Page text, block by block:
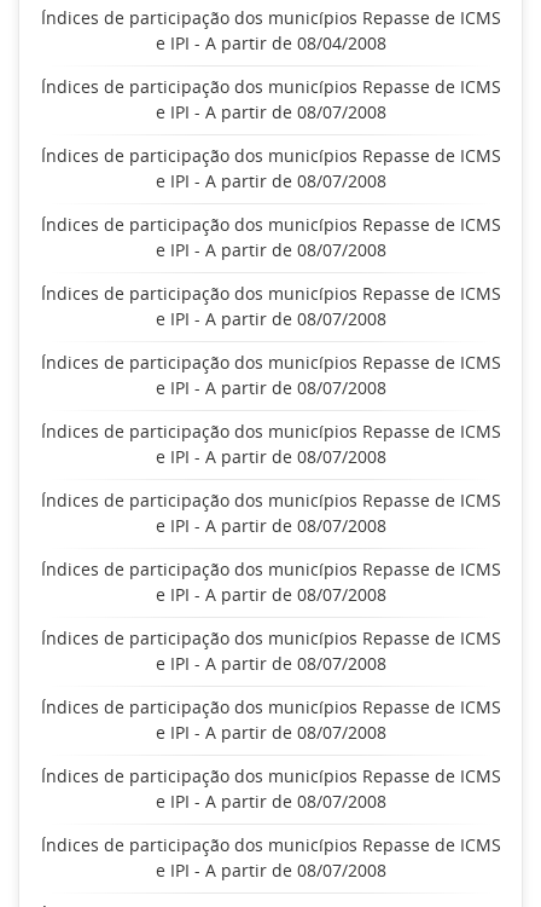
Índices de participação dos municípios Repasse de ICMS
e IPI - A partir de 08/04/2008
Índices de participação dos municípios Repasse de ICMS
e IPI - A partir de 08/07/2008
Índices de participação dos municípios Repasse de ICMS
e IPI - A partir de 08/07/2008
Índices de participação dos municípios Repasse de ICMS
e IPI - A partir de 08/07/2008
Índices de participação dos municípios Repasse de ICMS
e IPI - A partir de 08/07/2008
Índices de participação dos municípios Repasse de ICMS
e IPI - A partir de 08/07/2008
Índices de participação dos municípios Repasse de ICMS
e IPI - A partir de 08/07/2008
Índices de participação dos municípios Repasse de ICMS
e IPI - A partir de 08/07/2008
Índices de participação dos municípios Repasse de ICMS
e IPI - A partir de 08/07/2008
Índices de participação dos municípios Repasse de ICMS
e IPI - A partir de 08/07/2008
Índices de participação dos municípios Repasse de ICMS
e IPI - A partir de 08/07/2008
Índices de participação dos municípios Repasse de ICMS
e IPI - A partir de 08/07/2008
Índices de participação dos municípios Repasse de ICMS
e IPI - A partir de 08/07/2008